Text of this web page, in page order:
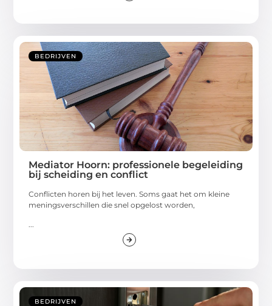
BEDRIJVEN
Mediator Hoorn: professionele begeleiding
bij scheiding en conflict
Conflicten horen bij het leven. Soms gaat het om kleine
meningsverschillen die snel opgelost worden,
BEDRIJVEN